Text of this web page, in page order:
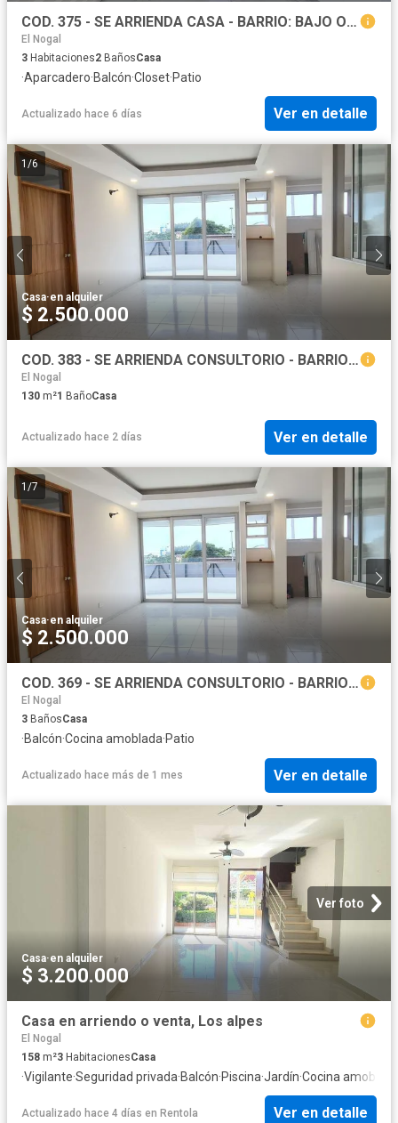
COD. 375 - SE ARRIENDA CASA - BARRIO: BAJO OSTION
El Nogal
3 Habitaciones2 BañosCasa
·Aparcadero·Balcón·Closet·Patio
Actualizado hace 6 días Ver en detalle
1 /6
Casa·en alquiler
$ 2.500.000
COD. 383 - SE ARRIENDA CONSULTORIO - BARRIO: ALFONZO LOPEZ
El Nogal
130 m²1 BañoCasa
Actualizado hace 2 días Ver en detalle
1 /7
Casa·en alquiler
$ 2.500.000
COD. 369 - SE ARRIENDA CONSULTORIO - BARRIO: ALFONZO LOPEZ
El Nogal
3 BañosCasa
·Balcón·Cocina amoblada·Patio
Actualizado hace más de 1 mes Ver en detalle
Ver foto
Casa·en alquiler
$ 3.200.000
Casa en arriendo o venta, Los alpes
El Nogal
158 m²3 HabitacionesCasa
·Vigilante·Seguridad privada·Balcón·Piscina·Jardín·Cocina
Actualizado hace 4 días en Rentola Ver en detalle